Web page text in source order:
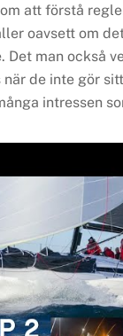
att förstå
oavsett om
Det man också
de inte gör
intressen